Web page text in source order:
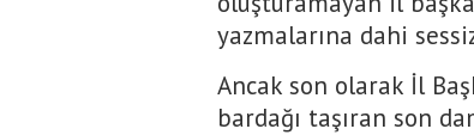
yazmalarına dahi
Ancak son olarak İl
bardağı taşıran son